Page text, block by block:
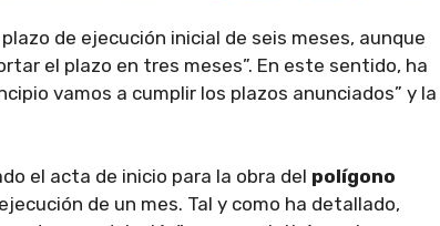
de ejecución inicial de seis meses, aunque
el plazo en tres meses”. En este sentido, ha
vamos a cumplir los plazos anunciados” y la
el acta de inicio para la obra del polígono
de un mes. Tal y como ha detallado,